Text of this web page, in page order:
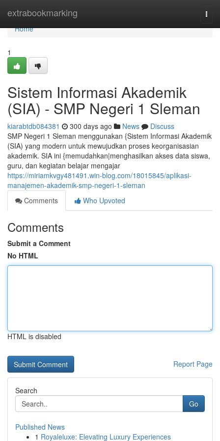
extrabookmarking
Home
Home
1
Sistem Informasi Akademik
(SIA) - SMP Negeri 1 Sleman
kiarabtdb084381 300 days ago News
Discuss
SMP Negeri 1 Sleman menggunakan {Sistem Informasi Akademik
(SIA) yang modern untuk mewujudkan proses keorganisasian
akademik. SIA ini {memudahkan|menghasilkan akses data siswa,
guru, dan kegiatan belajar mengajar
https://miriamkvgy481491.win-blog.com/18015845/aplikasi-
manajemen-akademik-smp-negeri-1-sleman
Comments
Who Upvoted
Comments
Submit a Comment
No HTML
HTML is disabled
Report Page
Search
Go
Published News
1 Royaleluxe: Elevating Luxury Experiences